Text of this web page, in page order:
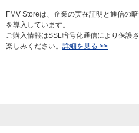
FMV Storeは、企業の実在証明と通信の
を導入しています。
ご購入情報はSSL暗号化通信により保護
楽しみください。 詳細を見る >>